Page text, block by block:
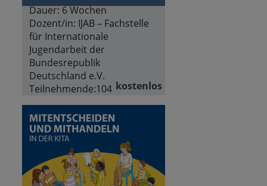
Dauer:6 Wochen
Dozent/in: IJAB – Fachstelle
für Internationale
Jugendarbeit der
Bundesrepublik
Deutschland e.V.
Teilnehmende:104 kostenlos